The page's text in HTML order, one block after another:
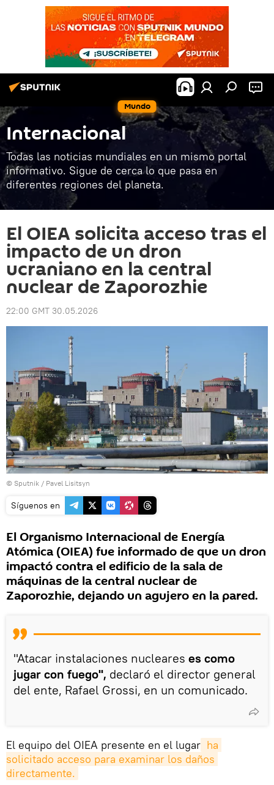
Mundo
Internacional
Todas las noticias mundiales en un mismo portal
informativo. Sigue de cerca lo que pasa en
diferentes regiones del planeta.
El OIEA solicita acceso tras el
impacto de un dron
ucraniano en la central
nuclear de Zaporozhie
22:00 GMT 30.05.2026
© Sputnik / Pavel Lisitsyn
Síguenos en
El Organismo Internacional de Energía
Atómica (OIEA) fue informado de que un dron
impactó contra el edificio de la sala de
máquinas de la central nuclear de
Zaporozhie, dejando un agujero en la pared.
"Atacar instalaciones nucleares es como
jugar con fuego", declaró el director general
del ente, Rafael Grossi, en un comunicado.
El equipo del OIEA presente en el lugar ha
solicitado acceso para examinar los daños
directamente.